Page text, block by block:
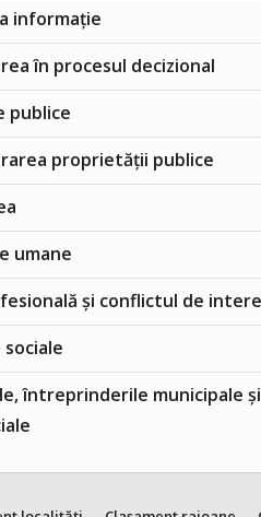
informație
în procesul decizional
publice
proprietății publice
umane
și conflictul de
sociale
întreprinderile municipale